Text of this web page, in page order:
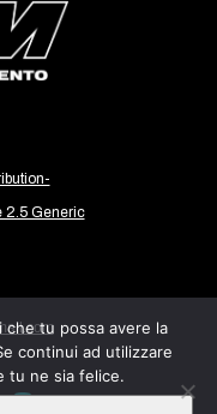
2.5 Generic
che tu possa avere la
continui ad utilizzare
tu ne sia felice.